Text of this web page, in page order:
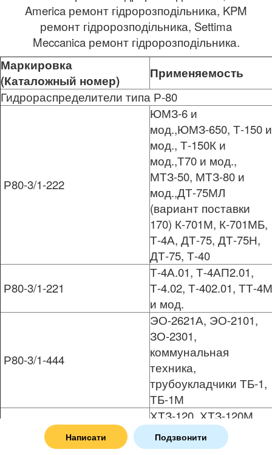
Написати Подзвонити
America ремонт гідророзподільника, KPM
ремонт гідророзподільника, Settima
Meccanica ремонт гідророзподільника.
Маркировка
(Каталожный номер)
Применяемость
Гидрораспределители типа Р-80
Р80-3/1-222
ЮМЗ-6 и
мод.,ЮМЗ-650, Т-150 и
мод., Т-150К и
мод.,Т70 и мод.,
МТЗ-50, МТЗ-80 и
мод.,ДТ-75МЛ
(вариант поставки
170) К-701М, К-701МБ,
Т-4А, ДТ-75, ДТ-75Н,
ДТ-75, Т-40
Р80-3/1-221
Т-4А.01, Т-4АП2.01,
Т-4.02, Т-402.01, ТТ-4М
и мод.
Р80-3/1-444
ЭО-2621А, ЭО-2101,
ЗО-2301,
коммунальная
техника,
трубоукладчики ТБ-1,
ТБ-1М
Р80-3/2-222
ХТЗ-120, ХТЗ-120М,
ХТЗ-121, ХТЗ-121М,
ХТЗ-16131, ХТЗ-16331,